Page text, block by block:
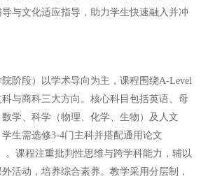
与文化适应指导，助力学生快速融入并冲
阶段）以学术导向为主，课程围绕A-Level
与商科三大方向。核心科目包括英语、母
学、科学（物理、化学、生物）及人文
学生需选修3-4门主科并搭配通用论文
。课程注重批判性思维与跨学科能力，辅以
活动，培养综合素养。教学采用分层制，